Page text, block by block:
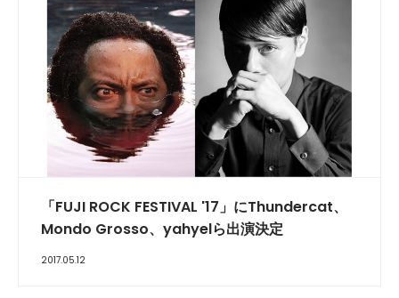
「FUJI ROCK FESTIVAL '17」にThundercat、
Mondo Grosso、yahyelら出演決定
2017.05.12